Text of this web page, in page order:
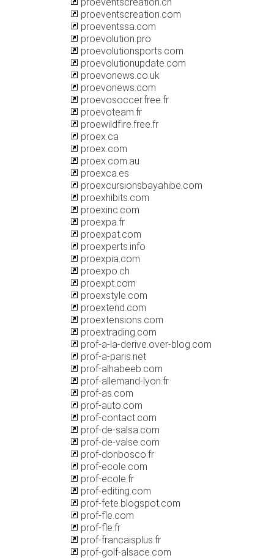
proeventscreation.com
proeventssa.com
proevolution.pro
proevolutionsports.com
proevolutionupdate.com
proevonews.co.uk
proevonews.com
proevosoccer.free.fr
proevoteam.fr
proewildfire.free.fr
proex.ca
proex.com
proex.com.au
proexca.es
proexcursionsbayahibe.com
proexhibits.com
proexinc.com
proexpa.fr
proexpat.com
proexperts.info
proexpia.com
proexpo.ch
proexpt.com
proexstyle.com
proextend.com
proextensions.com
proextrading.com
prof-a-la-derive.over-blog.com
prof-a-paris.net
prof-alhabeeb.com
prof-allemand-lyon.fr
prof-as.com
prof-auto.com
prof-contact.com
prof-de-salsa.com
prof-de-valse.com
prof-donbosco.fr
prof-ecole.com
prof-ecole.fr
prof-editing.com
prof-fete.blogspot.com
prof-fle.com
prof-fle.fr
prof-francaisplus.fr
prof-golf-alsace.com